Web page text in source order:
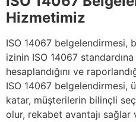
Hizmetimiz
ISO 14067 belgelendirmesi,
izinin ISO 14067
hesaplandığını ve
ISO 14067 belgelendirmesi,
katar, müşterilerin bilinçli
olur, rekabet avantajı